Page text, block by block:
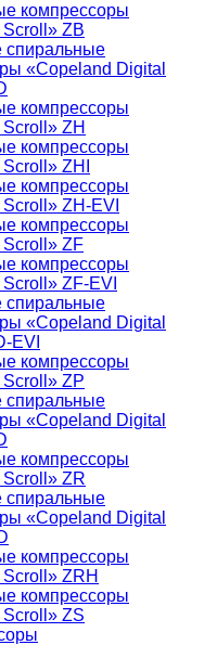
компрессоры
ZB
«Copeland Digital
компрессоры
ZH
компрессоры
ZHI
компрессоры
ZH-EVI
компрессоры
ZF
компрессоры
ZF-EVI
«Copeland Digital
EVI
компрессоры
ZP
«Copeland Digital
компрессоры
ZR
«Copeland Digital
компрессоры
ZRH
компрессоры
ZS